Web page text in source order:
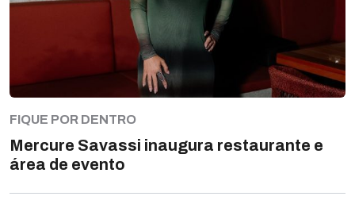
FIQUE POR DENTRO
Mercure Savassi inaugura restaurante e
área de evento